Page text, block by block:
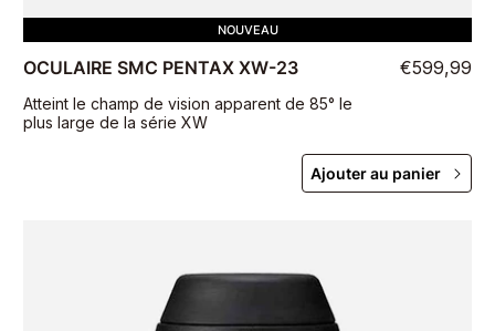
NOUVEAU
OCULAIRE SMC PENTAX XW-23
Atteint le champ de vision apparent de 85° le
plus large de la série XW
€599,99
Ajouter au panier